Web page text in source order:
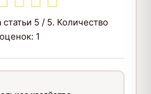
5 / 5. Количество
оценок: 1